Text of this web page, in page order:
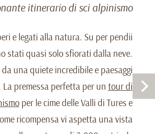
itinerario di sci alpinismo
e legati alla natura. Su per pendii
stati quasi solo sfiorati dalla neve.
una quiete incredibile e paesaggi
premessa perfetta per un tour di
per le cime delle Valli di Tures e
ricompensa vi aspetta una vista